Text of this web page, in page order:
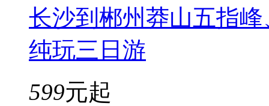
长沙到郴州莽山五指
纯玩三日游
599元起